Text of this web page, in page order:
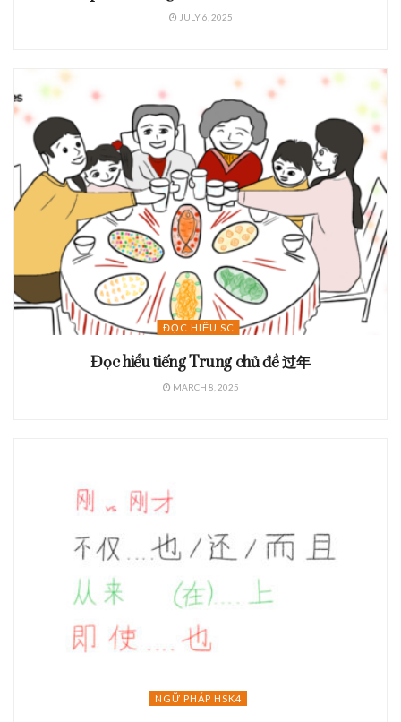
JULY 6, 2025
ĐỌC HIỂU SC
Đọc hiểu tiếng Trung chủ đề 过年
MARCH 8, 2025
NGỮ PHÁP HSK4